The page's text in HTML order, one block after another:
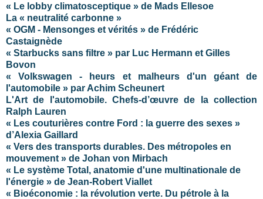
« Le lobby climatosceptique » de Mads Ellesoe
La « neutralité carbonne »
« OGM - Mensonges et vérités » de Frédéric
Castaignède
« Starbucks sans filtre » par Luc Hermann et Gilles
Bovon
« Volkswagen - heurs et malheurs d'un géant de
l'automobile » par Achim Scheunert
L'Art de l'automobile. Chefs-d’œuvre de la collection
Ralph Lauren
« Les couturières contre Ford : la guerre des sexes »
d’Alexia Gaillard
« Vers des transports durables. Des métropoles en
mouvement » de Johan von Mirbach
« Le système Total, anatomie d'une multinationale de
l'énergie » de Jean-Robert Viallet
« Bioéconomie : la révolution verte. Du pétrole à la